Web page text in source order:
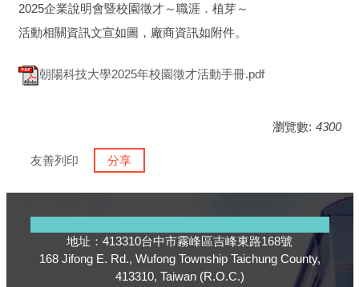
2025企業說明會暨校園徵才～職涯．植芽～
活動相關資訊文宣如圖，廠商資訊如附件。
朝陽科技大學2025年校園徵才活動手冊.pdf
瀏覽數: 4300
友善列印 分享
地址：413310台中市霧峰區吉峰東路168號
168 Jifong E. Rd., Wufong Township Taichung County,
413310, Taiwan (R.O.C.)